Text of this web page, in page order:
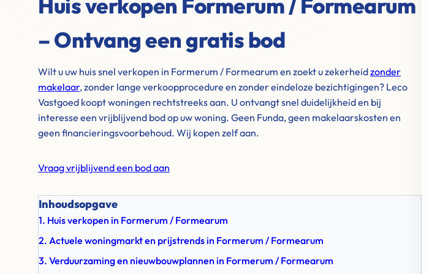
Huis verkopen Formerum / Formearum
– Ontvang een gratis bod
Wilt u uw huis snel verkopen in Formerum / Formearum en zoekt u zekerheidzonder
makelaar, zonder lange verkoopprocedure en zonder eindeloze bezichtigingen? Leco
Vastgoed koopt woningen rechtstreeks aan. U ontvangt snel duidelijkheid en bij
interesse een vrijblijvend bod op uw woning. Geen Funda, geen makelaarskosten en
geen financieringsvoorbehoud. Wij kopen zelf aan.
Vraag vrijblijvend een bod aan
Inhoudsopgave
1. Huis verkopen in Formerum / Formearum
2. Actuele woningmarkt en prijstrends in Formerum / Formearum
3. Verduurzaming en nieuwbouwplannen in Formerum / Formearum